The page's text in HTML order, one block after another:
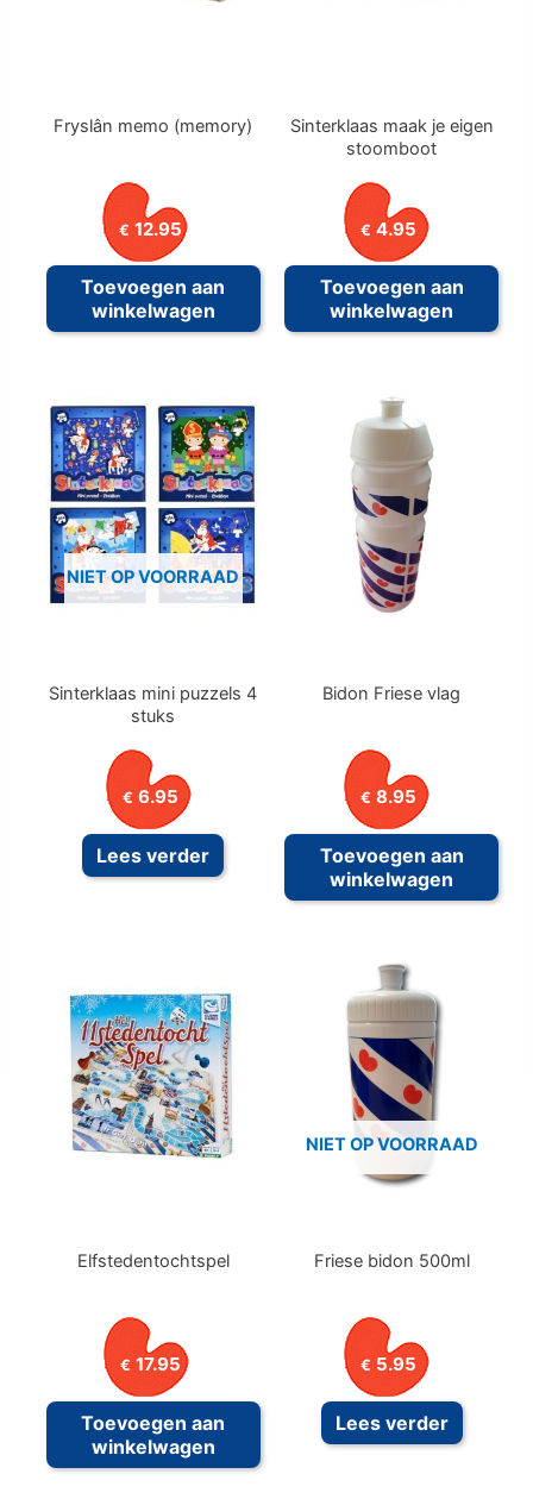
Fryslân memo (memory)
€ 12.95
Toevoegen aan
winkelwagen
Sinterklaas maak je eigen
stoomboot
€ 4.95
Toevoegen aan
winkelwagen
NIET OP VOORRAAD
Sinterklaas mini puzzels 4
stuks
€ 6.95
Lees verder
Bidon Friese vlag
€ 8.95
Toevoegen aan
winkelwagen
Elfstedentochtspel
€ 17.95
Toevoegen aan
winkelwagen
NIET OP VOORRAAD
Friese bidon 500ml
€ 5.95
Lees verder